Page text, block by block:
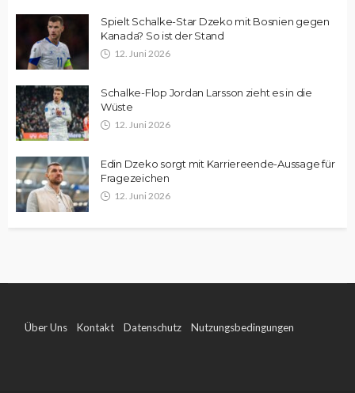
Spielt Schalke-Star Dzeko mit Bosnien gegen
Kanada? So ist der Stand
12. Juni 2026
Schalke-Flop Jordan Larsson zieht es in die
Wüste
12. Juni 2026
Edin Dzeko sorgt mit Karriereende-Aussage für
Fragezeichen
12. Juni 2026
Über Uns Kontakt Datenschutz Nutzungsbedingungen